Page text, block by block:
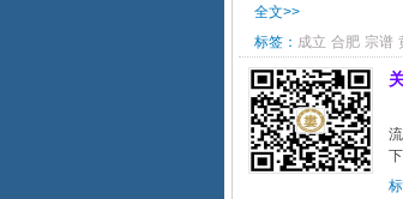
全文>>
标签： 成立 合肥 宗谱